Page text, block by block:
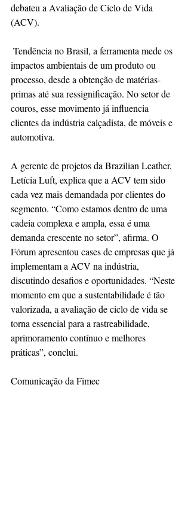
debateu a Avaliação de Ciclo de Vida
(ACV).
impactos ambientais de um produto ou
processo, desde a obtenção de matérias-
primas até sua ressignificação. No setor de
couros, esse movimento já influencia
clientes da indústria calçadista, de móveis e
automotiva.
A gerente de projetos da Brazilian Leather,
Letícia Luft, explica que a ACV tem sido
cada vez mais demandada por clientes do
segmento. “Como estamos dentro de uma
cadeia complexa e ampla, essa é uma
demanda crescente no setor”, afirma. O
Fórum apresentou cases de empresas que já
implementam a ACV na indústria,
discutindo desafios e oportunidades. “Neste
momento em que a sustentabilidade é tão
valorizada, a avaliação de ciclo de vida se
torna essencial para a rastreabilidade,
aprimoramento contínuo e melhores
práticas”, conclui.
Comunicação da Fimec